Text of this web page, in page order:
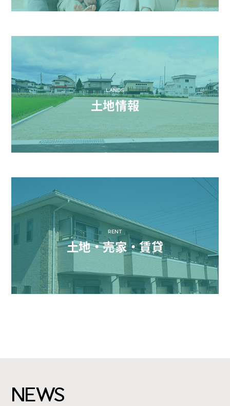
LANDS
土地情報
RENT
土地・売家・賃貸
NEWS